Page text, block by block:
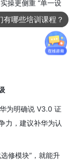
操更侧重 “单一设
作中的问题解决能
为明确说 V3.0 证
力，建议补华为认
修模块”，就能升
有哪些培训课程？